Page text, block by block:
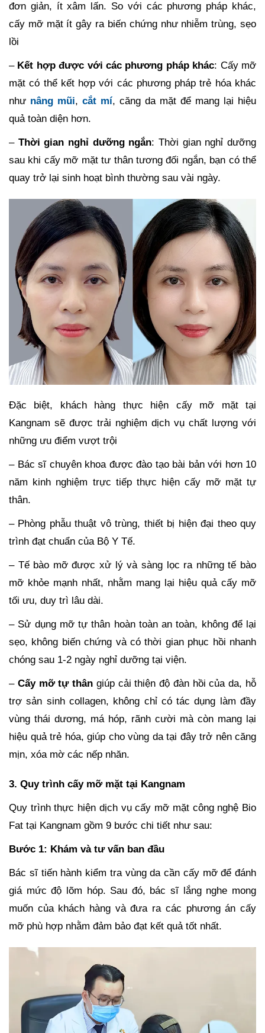
đơn giản, ít xâm lấn. So với các phương pháp khác,
cấy mỡ mặt ít gây ra biến chứng như nhiễm trùng, sẹo
lồi
– Kết hợp được với các phương pháp khác: Cấy mỡ
mặt có thể kết hợp với các phương pháp trẻ hóa khác
như nâng mũi, cắt mí, căng da mặt để mang lại hiệu
quả toàn diện hơn.
– Thời gian nghỉ dưỡng ngắn: Thời gian nghỉ dưỡng
sau khi cấy mỡ mặt tư thân tương đối ngắn, bạn có thể
quay trở lại sinh hoạt bình thường sau vài ngày.
Đặc biệt, khách hàng thực hiện cấy mỡ mặt tại
Kangnam sẽ được trải nghiệm dịch vụ chất lượng với
những ưu điểm vượt trội
– Bác sĩ chuyên khoa được đào tạo bài bản với hơn 10
năm kinh nghiệm trực tiếp thực hiện cấy mỡ mặt tự
thân.
– Phòng phẫu thuật vô trùng, thiết bị hiện đại theo quy
trình đạt chuẩn của Bộ Y Tế.
– Tế bào mỡ được xử lý và sàng lọc ra những tế bào
mỡ khỏe mạnh nhất, nhằm mang lại hiệu quả cấy mỡ
tối ưu, duy trì lâu dài.
– Sử dụng mỡ tự thân hoàn toàn an toàn, không để lại
sẹo, không biến chứng và có thời gian phục hồi nhanh
chóng sau 1-2 ngày nghỉ dưỡng tại viện.
– Cấy mỡ tự thân giúp cải thiện độ đàn hồi của da, hỗ
trợ sản sinh collagen, không chỉ có tác dụng làm đầy
vùng thái dương, má hóp, rãnh cười mà còn mang lại
hiệu quả trẻ hóa, giúp cho vùng da tại đây trở nên căng
mịn, xóa mờ các nếp nhăn.
3. Quy trình cấy mỡ mặt tại Kangnam
Quy trình thực hiện dịch vụ cấy mỡ mặt công nghệ Bio
Fat tại Kangnam gồm 9 bước chi tiết như sau:
Bước 1: Khám và tư vấn ban đầu
Bác sĩ tiến hành kiểm tra vùng da cần cấy mỡ để đánh
giá mức độ lõm hóp. Sau đó, bác sĩ lắng nghe mong
muốn của khách hàng và đưa ra các phương án cấy
mỡ phù hợp nhằm đảm bảo đạt kết quả tốt nhất.